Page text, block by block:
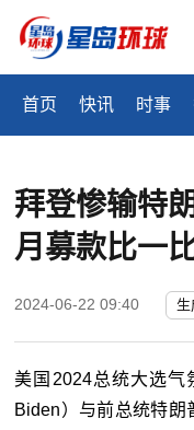
首页 快讯 时事
拜登惨输特
月募款比一
2024-06-22 09:40 生
美国2024总统大选气
Biden）与前总统特朗